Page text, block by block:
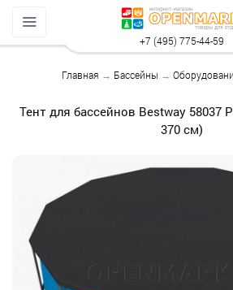
+7 (495) 775-44-59
Главная → Бассейны →
Тент для бассейнов Bestway 58037
370 см)